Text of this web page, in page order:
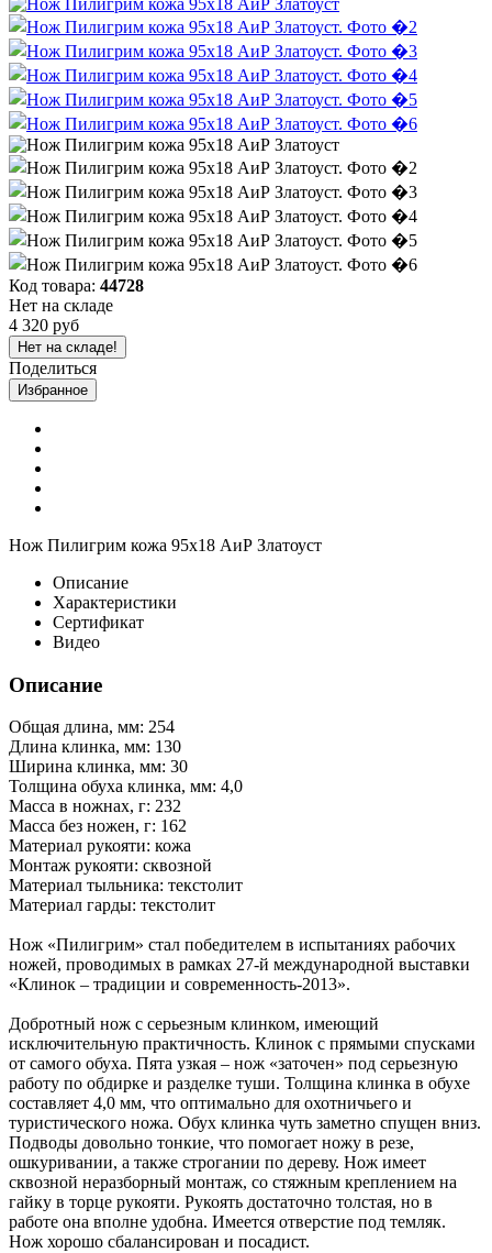
Код товара: 44728
Нет на складе
4 320 руб
Нет на складе!
Поделиться
Избранное
Нож Пилигрим кожа 95х18 АиР Златоуст
Описание
Характеристики
Сертификат
Видео
Описание
Общая длина, мм: 254
Длина клинка, мм: 130
Ширина клинка, мм: 30
Толщина обуха клинка, мм: 4,0
Масса в ножнах, г: 232
Масса без ножен, г: 162
Материал рукояти: кожа
Монтаж рукояти: сквозной
Материал тыльника: текстолит
Материал гарды: текстолит
Нож «Пилигрим» стал победителем в испытаниях рабочих
ножей, проводимых в рамках 27-й международной выставки
«Клинок – традиции и современность-2013».
Добротный нож с серьезным клинком, имеющий
исключительную практичность. Клинок с прямыми спусками
от самого обуха. Пята узкая – нож «заточен» под серьезную
работу по обдирке и разделке туши. Толщина клинка в обухе
составляет 4,0 мм, что оптимально для охотничьего и
туристического ножа. Обух клинка чуть заметно спущен вниз.
Подводы довольно тонкие, что помогает ножу в резе,
ошкуривании, а также строгании по дереву. Нож имеет
сквозной неразборный монтаж, со стяжным креплением на
гайку в торце рукояти. Рукоять достаточно толстая, но в
работе она вполне удобна. Имеется отверстие под темляк.
Нож хорошо сбалансирован и посадист.